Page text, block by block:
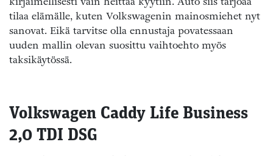
tilaa elämälle, kuten Volkswagenin mainosmiehet nyt
sanovat. Eikä tarvitse olla ennustaja povatessaan
uuden mallin olevan suosittu vaihtoehto myös
taksikäytössä.
Volkswagen Caddy Life Business
2,0 TDI DSG